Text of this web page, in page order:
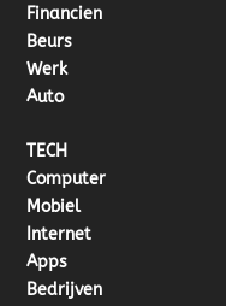
Financien
Beurs
Werk
Auto
TECH
Computer
Mobiel
Internet
Apps
Bedrijven